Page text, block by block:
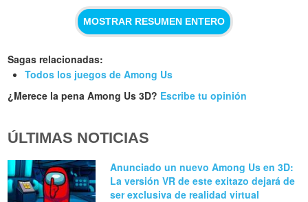
MOSTRAR RESUMEN ENTERO
Sagas relacionadas:
Todos los juegos de Among Us
¿Merece la pena Among Us 3D? Escribe tu opinión
ÚLTIMAS NOTICIAS
Anunciado un nuevo Among Us en 3D:
La versión VR de este exitazo dejará de
ser exclusiva de realidad virtual